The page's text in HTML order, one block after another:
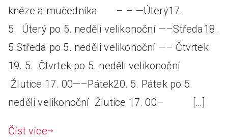
kněze a mučedníka – – —Úterý17.
5. Úterý po 5. neděli velikonoční —–Středa18.
5.Středa po 5. neděli velikonoční —– Čtvrtek
19. 5. Čtvrtek po 5. neděli velikonoční
Žlutice 17. 00—–Pátek20. 5. Pátek po 5.
neděli velikonoční Žlutice 17. 00– […]
Číst více